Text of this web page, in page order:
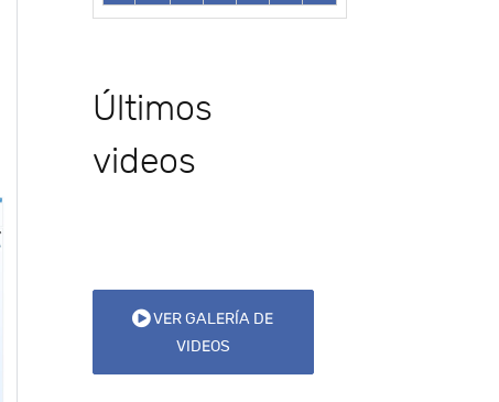
Últimos
videos
VER GALERÍA DE
VIDEOS